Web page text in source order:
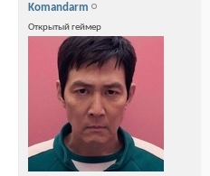
Komandarm
Открытый геймер